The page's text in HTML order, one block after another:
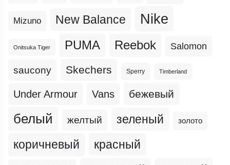
Mizuno New Balance Nike
Onitsuka Tiger PUMA Reebok Salomon
saucony Skechers Sperry Timberland
Under Armour Vans бежевый
белый желтый зеленый золото
коричневый красный